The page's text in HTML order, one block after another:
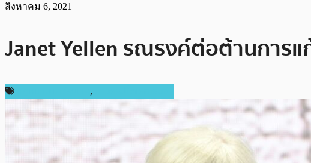
สิงหาคม 6, 2021
Janet Yellen รณรงค์ต่อต้านการ
,